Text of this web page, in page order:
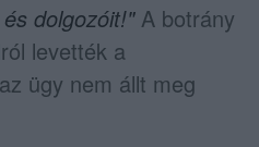
dolgozóit!"A botrány
levették a
ügy nem állt meg